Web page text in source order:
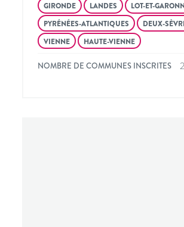
GIRONDE
LANDES
LOT-ET-
PYRÉNÉES-ATLANTIQUES
DEUX-
VIENNE
HAUTE-VIENNE
NOMBRE DE COMMUNES INSCRITES